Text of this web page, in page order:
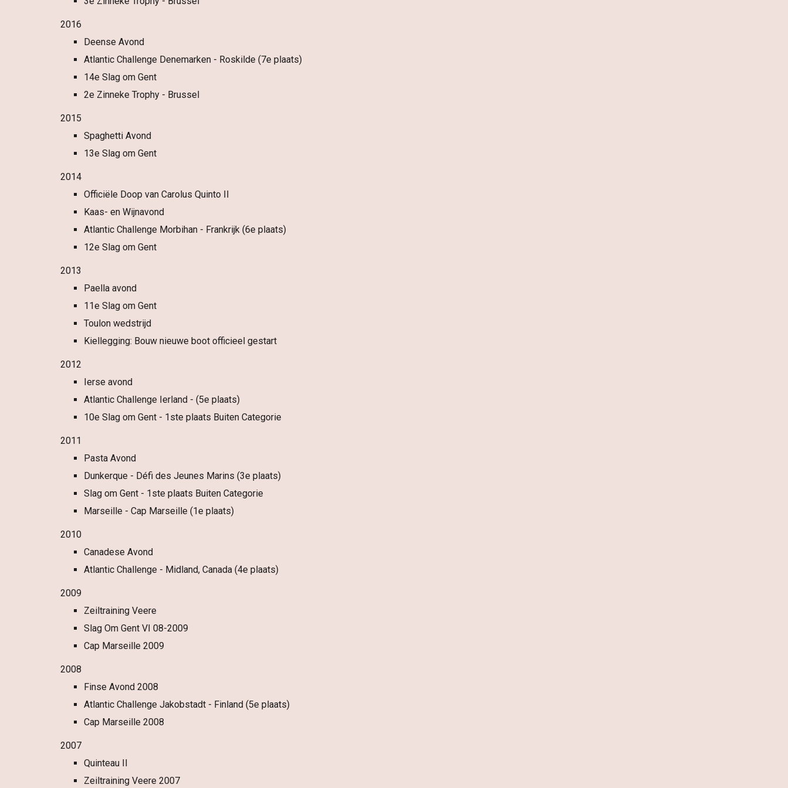
2016
Deense Avond
Atlantic Challenge Denemarken - Roskilde (7e plaats)
14e Slag om Gent
2e Zinneke Trophy - Brussel
2015
Spaghetti Avond
13e Slag om Gent
2014
Officiële Doop van Carolus Quinto II
Kaas- en Wijnavond
Atlantic Challenge Morbihan - Frankrijk (6e plaats)
12e Slag om Gent
2013
Paella avond
11e Slag om Gent
Toulon wedstrijd
Kiellegging: Bouw nieuwe boot officieel gestart
2012
Ierse avond
Atlantic Challenge Ierland - (5e plaats)
10e Slag om Gent - 1ste plaats Buiten Categorie
2011
Pasta Avond
Dunkerque - Défi des Jeunes Marins (3e plaats)
Slag om Gent - 1ste plaats Buiten Categorie
Marseille - Cap Marseille (1e plaats)
2010
Canadese Avond
Atlantic Challenge - Midland, Canada (4e plaats)
2009
Zeiltraining Veere
Slag Om Gent VI 08-2009
Cap Marseille 2009
2008
Finse Avond 2008
Atlantic Challenge Jakobstadt - Finland (5e plaats)
Cap Marseille 2008
2007
Quinteau II
Zeiltraining Veere 2007